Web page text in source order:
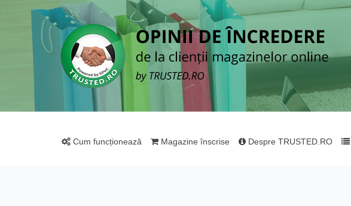
Cum funcționează Magazine înscrise Despre TRUSTED.RO